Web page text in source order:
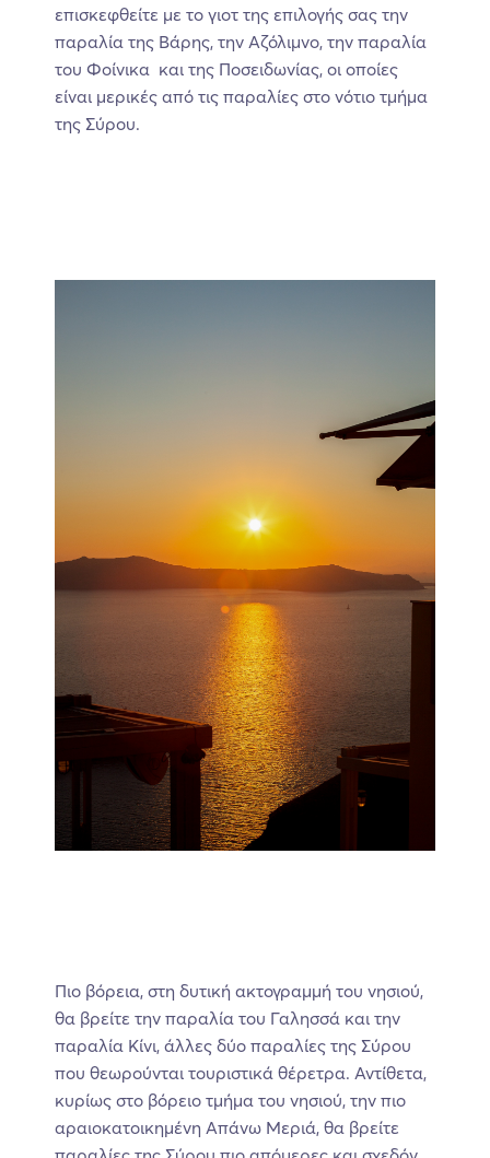
επισκεφθείτε με το γιοτ της επιλογής σας την
παραλία της Βάρης, την Αζόλιμνο, την παραλία
του Φοίνικα και της Ποσειδωνίας, οι οποίες
είναι μερικές από τις παραλίες στο νότιο τμήμα
της Σύρου.
Πιο βόρεια, στη δυτική ακτογραμμή του νησιού,
θα βρείτε την παραλία του Γαλησσά και την
παραλία Κίνι, άλλες δύο παραλίες της Σύρου
που θεωρούνται τουριστικά θέρετρα. Αντίθετα,
κυρίως στο βόρειο τμήμα του νησιού, την πιο
αραιοκατοικημένη Απάνω Μεριά, θα βρείτε